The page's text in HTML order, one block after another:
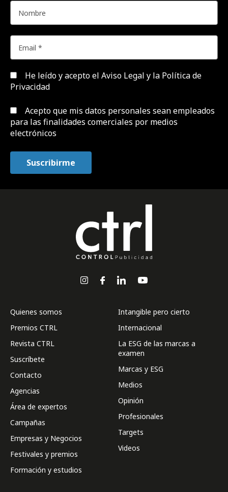
He leído y acepto el Aviso Legal y la Política de
Privacidad
Acepto que mis datos personales sean empleados
para las finalidades comerciales por medios
electrónicos
Quienes somos
Premios CTRL
Revista CTRL
Suscríbete
Contacto
Agencias
Área de expertos
Campañas
Empresas y Negocios
Festivales y premios
Formación y estudios
Intangible pero cierto
Internacional
La ESG de las marcas a
examen
Marcas y ESG
Medios
Opinión
Profesionales
Targets
Videos